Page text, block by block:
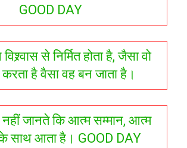
GOOD DAY
से निर्मित होता है, जैसा वो
करता है वैसा वह बन जाता है।
नहीं जानते कि आत्म सम्मान, आत्म
के साथ आता है। GOOD DAY